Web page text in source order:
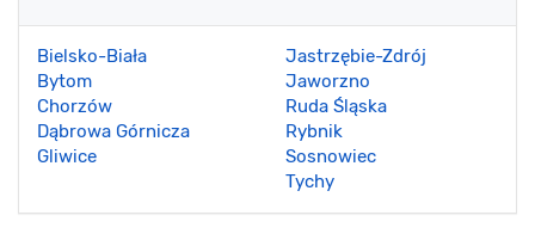
Bielsko-Biała
Bytom
Chorzów
Dąbrowa Górnicza
Gliwice
Jastrzębie-Zdrój
Jaworzno
Ruda Śląska
Rybnik
Sosnowiec
Tychy